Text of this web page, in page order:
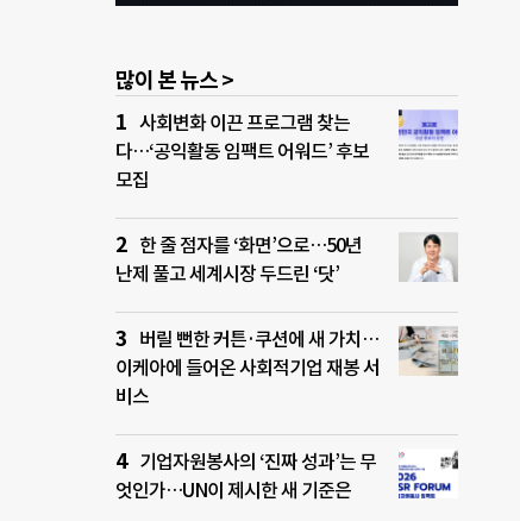
많이 본 뉴스 >
사회변화 이끈 프로그램 찾는
다…‘공익활동 임팩트 어워드’ 후보
모집
한 줄 점자를 ‘화면’으로…50년
난제 풀고 세계시장 두드린 ‘닷’
버릴 뻔한 커튼·쿠션에 새 가치…
이케아에 들어온 사회적기업 재봉 서
비스
기업자원봉사의 ‘진짜 성과’는 무
엇인가…UN이 제시한 새 기준은